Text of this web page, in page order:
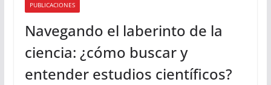
PUBLICACIONES
Navegando el laberinto de la
ciencia: ¿cómo buscar y
entender estudios científicos?